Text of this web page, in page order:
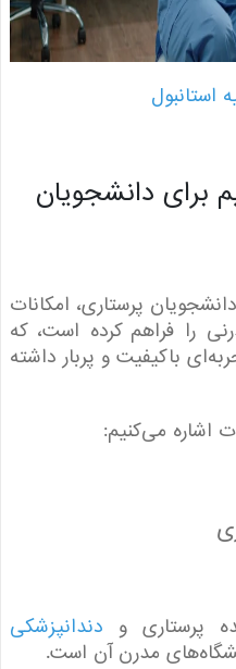
دانشجویان
پرستاری، امکانات
فراهم کرده است، که
و پربار داشته
می‌کنیم:
و دندانپزشکی
مدرن آن است.